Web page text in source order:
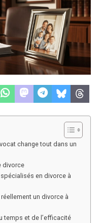
change tout dans un
divorce
en divorce à
un divorce à
temps et de l’efficacité